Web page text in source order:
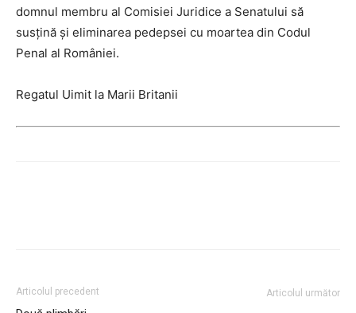
domnul membru al Comisiei Juridice a Senatului să
susţină şi eliminarea pedepsei cu moartea din Codul
Penal al României.
Regatul Uimit la Marii Britanii
Articolul precedent Articolul următor